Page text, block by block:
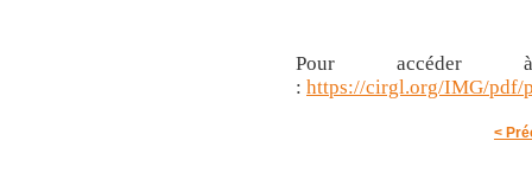
Pour accéder
: https://cirgl.org/IMG/pdf/
<